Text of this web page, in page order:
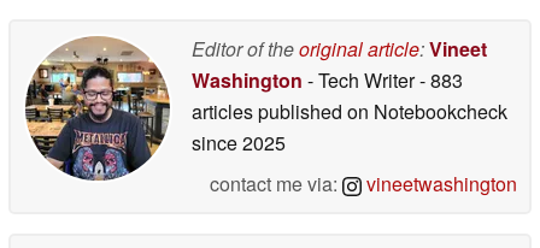
Editor of theoriginal article:Vineet
Washington - Tech Writer- 883
articles published on Notebookcheck
since 2025
contact me via:
vineetwashington